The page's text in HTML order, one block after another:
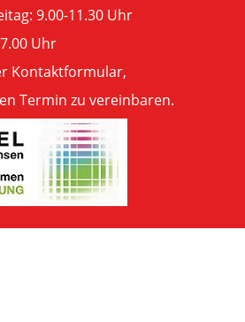
9.00-11.30 Uhr
Uhr
Kontaktformular,
Termin zu vereinbaren.